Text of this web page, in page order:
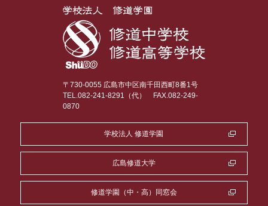
〒730-0055 広島市中区南千田西町8番1号
TEL.082-241-8291（代）
FAX.082-249-
0870
学校法人 修道学園
広島修道大学
修道学園（中・高）同窓会